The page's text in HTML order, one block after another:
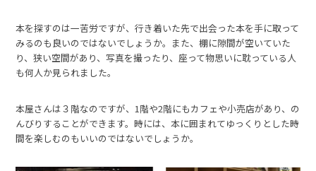
本を探すのは一苦労ですが、行き着いた先で出会った本を手に取って
みるのも良いのではないでしょうか。また、棚に隙間が空いていた
り、狭い空間があり、写真を撮ったり、座って物思いに耽っている人
も何人か見られました。
本屋さんは３階なのですが、1階や2階にもカフェや小売店があり、の
んびりすることができます。時には、本に囲まれてゆっくりとした時
間を楽しむのもいいのではないでしょうか。